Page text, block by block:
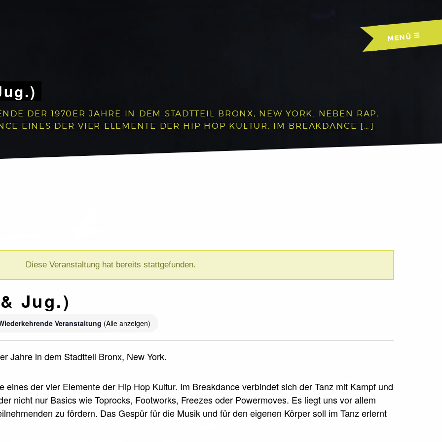
MENÜ
DER 1970ER JAHRE IN DEM STADTTEIL BRONX, NEW YORK. NEBEN RAP,
EINES DER VIER ELEMENTE DER HIP HOP KULTUR. IM BREAKDANCE […]
Diese Veranstaltung hat bereits stattgefunden.
Jug.)
Veranstaltung (Alle anzeigen)
Jahre in dem Stadtteil Bronx, New York.
eines der vier Elemente der Hip Hop Kultur. Im Breakdance verbindet sich der Tanz mit Kampf und
nicht nur Basics wie Toprocks, Footworks, Freezes oder Powermoves. Es liegt uns vor allem
zu fördern. Das Gespür für die Musik und für den eigenen Körper soll im Tanz erlernt